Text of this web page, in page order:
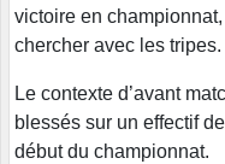
victoire en
chercher avec les tripes.
Le contexte d’avant
blessés sur un effectif
début du championnat.